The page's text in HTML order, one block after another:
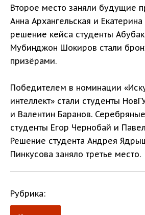
Второе место заняли будущие
Анна Архангельская и Екатерина
решение кейса студенты
Мубинджон Шокиров стали
призёрами.
Победителем в номинации
интеллект» стали студенты
и Валентин Баранов.
студенты Егор Чернобай и
Решение студента Андрея
Пинкусова заняло третье место.
Рубрика: